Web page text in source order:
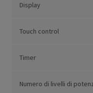
Display
Touch control
Timer
Numero di livelli di